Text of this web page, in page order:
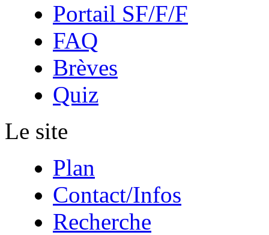
Portail SF/F/F
FAQ
Brèves
Quiz
Le site
Plan
Contact/Infos
Recherche